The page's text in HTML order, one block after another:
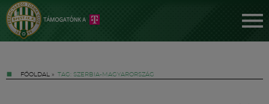
FŐOLDAL » TAG: SZERBIA-MAGYARORSZÁG